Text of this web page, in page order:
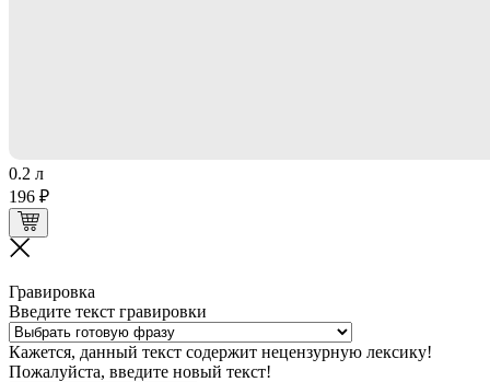
0.2 л
196 ₽
Гравировка
Введите текст гравировки
Кажется, данный текст содержит нецензурную лексику!
Пожалуйста, введите новый текст!